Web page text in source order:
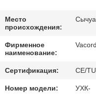
СВЯЖИТЕСЬ
МЫ
СПРОСИТЕ
ЦИТАТУ
Место
происхождения:
Фирменное
наименование:
Сертификация: CE/
Номер модели: УХК-